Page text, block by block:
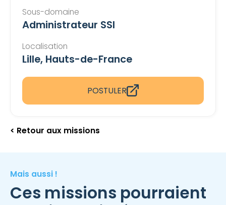
Sous-domaine
Administrateur SSI
Localisation
Lille, Hauts-de-France
POSTULER
< Retour aux missions
Mais aussi !
Ces missions pourraient